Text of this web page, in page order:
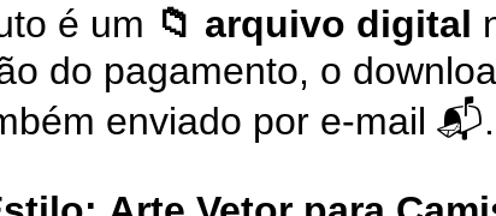
é um 📁 arquivo digital
do pagamento, o
enviado por e-mail 📬.